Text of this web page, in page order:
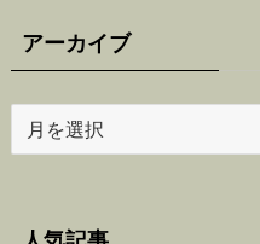
アーカイブ
ブ